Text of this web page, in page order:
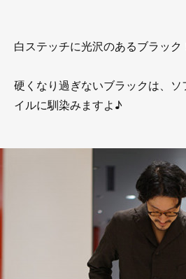
白ステッチに光沢のあるブラック
硬くなり過ぎないブラックは、
イルに馴染みますよ♪